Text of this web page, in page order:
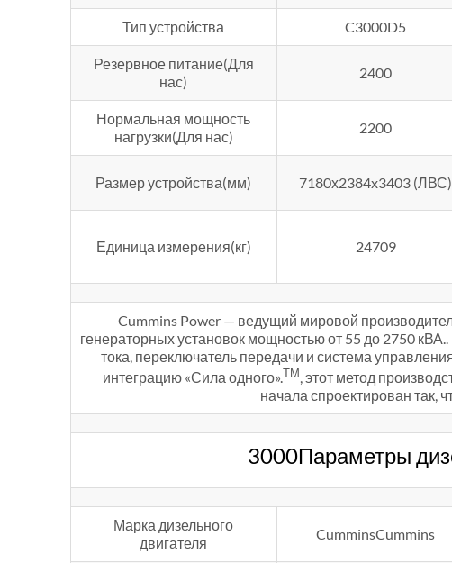
Тип устройства C3000D5
Резервное питание(Для
нас)
2400
Нормальная мощность
нагрузки(Для нас)
2200
Размер устройства(мм) 7180х2384x3403 (ЛВС)
Единица измерения(кг) 24709
Cummins Power — ведущий мировой
генераторных установок мощностью от 55 до 2750
тока, переключатель передачи и система
интеграцию «Сила одного».ТМ, этот метод
начала спроектирован так,
3000Параметры
Марка дизельного
двигателя
CumminsCummins